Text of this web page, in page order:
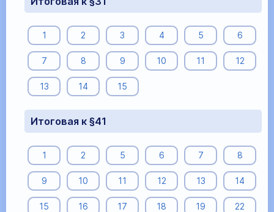
1 2 3 4 5 6
7 8 9 10 11 12
13 14 15
Итоговая к §41
1 2 5 6 7 8
9 10 11 12 13 14
15 16 17 18 19 22